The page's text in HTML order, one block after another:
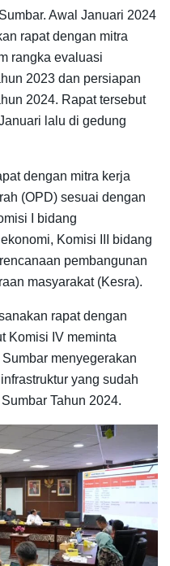
Awal Januari 2024
rapat dengan mitra
rangka evaluasi
2023 dan persiapan
2024. Rapat tersebut
lalu di gedung
dengan mitra kerja
(OPD) sesuai dengan
I bidang
Komisi III bidang
pembangunan
masyarakat (Kesra).
rapat dengan
Komisi IV meminta
menyegerakan
yang sudah
Tahun 2024.